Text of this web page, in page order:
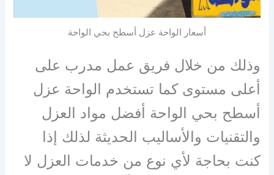
أسعار الواحة عزل أسطح بحي الواحة
وذلك من خلال فريق عمل مدرب على
أعلى مستوى كما تستخدم الواحة عزل
أسطح بحي الواحة أفضل مواد العزل
والتقنيات والأساليب الحديثة لذلك إذا
كنت بحاجة لأي نوع من خدمات العزل لا